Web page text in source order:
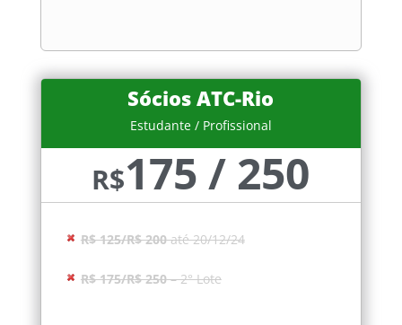
Sócios ATC-Rio
Estudante / Profissional
R$175 / 250
R$ 125/R$ 200até 20/12/24
R$ 175/R$ 250– 2° Lote